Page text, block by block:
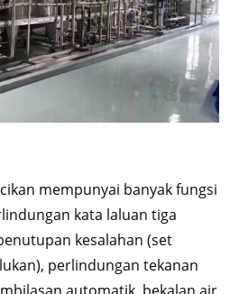
mempunyai banyak fungsi
kata laluan tiga
kesalahan (set
perlindungan tekanan